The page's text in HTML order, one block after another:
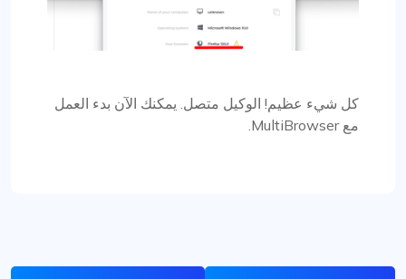
كل شيء عظيم! الوكيل متصل. يمكنك الآن بدء العمل
مع MultiBrowser.